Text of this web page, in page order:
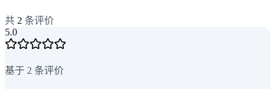
共 2 条评价
5.0
基于 2 条评价